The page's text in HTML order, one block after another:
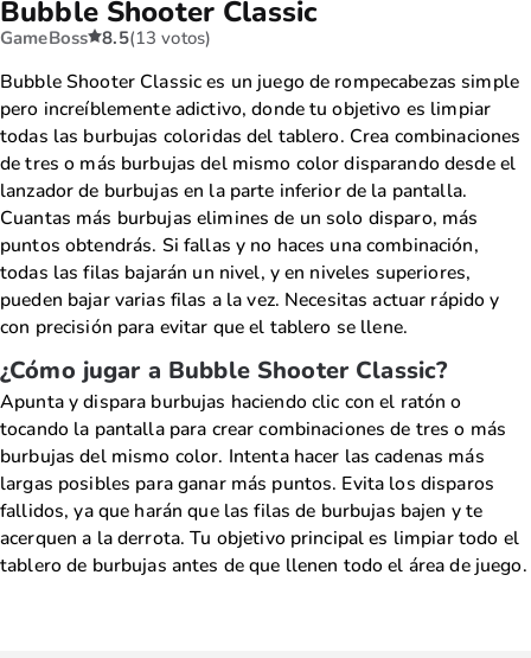
Bubble Shooter Classic
GameBoss 8.5(13 votos)
Bubble Shooter Classic es un juego de rompecabezas simple
pero increíblemente adictivo, donde tu objetivo es limpiar
todas las burbujas coloridas del tablero. Crea combinaciones
de tres o más burbujas del mismo color disparando desde el
lanzador de burbujas en la parte inferior de la pantalla.
Cuantas más burbujas elimines de un solo disparo, más
puntos obtendrás. Si fallas y no haces una combinación,
todas las filas bajarán un nivel, y en niveles superiores,
pueden bajar varias filas a la vez. Necesitas actuar rápido y
con precisión para evitar que el tablero se llene.
¿Cómo jugar a Bubble Shooter Classic?
Apunta y dispara burbujas haciendo clic con el ratón o
tocando la pantalla para crear combinaciones de tres o más
burbujas del mismo color. Intenta hacer las cadenas más
largas posibles para ganar más puntos. Evita los disparos
fallidos, ya que harán que las filas de burbujas bajen y te
acerquen a la derrota. Tu objetivo principal es limpiar todo el
tablero de burbujas antes de que llenen todo el área de juego.